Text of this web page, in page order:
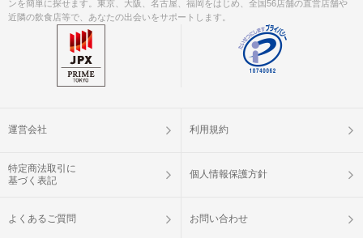
ンを簡単に探せます。東京、大阪、名古屋、福岡をはじめ、全国56店舗の直営店舗や
近隣の飲食店等で、あなたの出会いをサポートします。
運営会社 利用規約
特定商法取引に
基づく表記
個人情報保護方針
よくあるご質問 お問い合わせ